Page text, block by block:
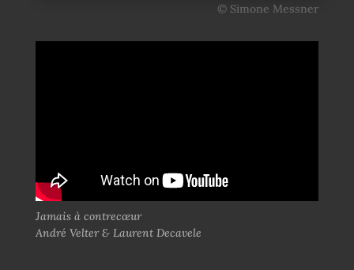
© Simone Messner
Jamais à contrecœur
André Velter & Laurent Decavele